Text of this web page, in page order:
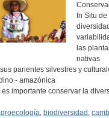
In Situ de
las
nativas
parientes silvestres y
- amazónica
importante conservar la
, biodiversidad ,